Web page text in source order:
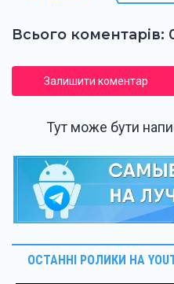
Всього коментарів:
Залишити коментар
Тут може бути
ОСТАННІ РОЛИКИ НА